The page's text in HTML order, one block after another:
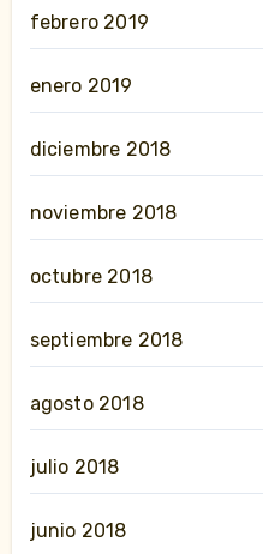
febrero 2019
enero 2019
diciembre 2018
noviembre 2018
octubre 2018
septiembre 2018
agosto 2018
julio 2018
junio 2018